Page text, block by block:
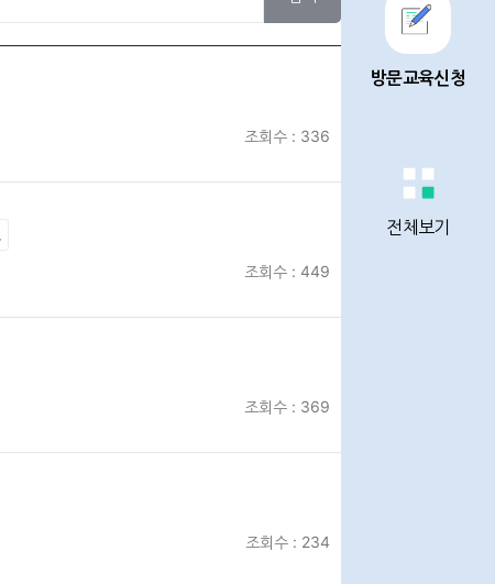
조회수 : 336
조회수 : 449
조회수 : 369
조회수 : 234
방문교육신청
정비사업
통계
전체보기